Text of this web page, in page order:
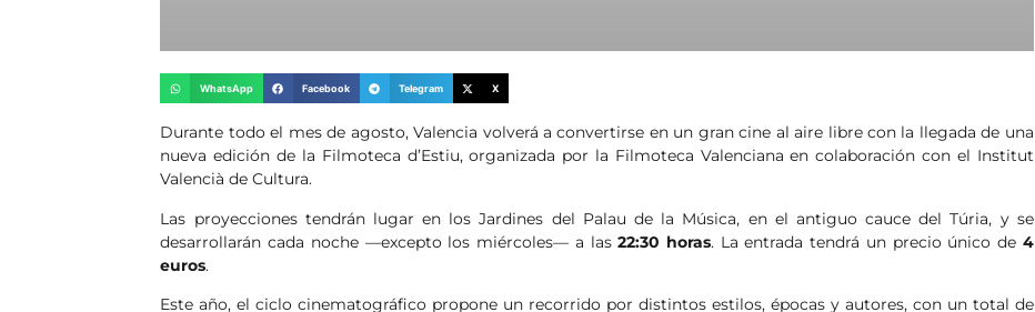
WhatsApp Facebook Telegram X
Durante todo el mes de agosto, Valencia volverá a convertirse en un gran cine al aire libre con la llegada de una
nueva edición de la Filmoteca d’Estiu, organizada por la Filmoteca Valenciana en colaboración con el Institut
Valencià de Cultura.
Las proyecciones tendrán lugar en los Jardines del Palau de la Música, en el antiguo cauce del Túria, y se
desarrollarán cada noche —excepto los miércoles— a las22:30 horas. La entrada tendrá un precio único de 4
euros.
Este año, el ciclo cinematográfico propone un recorrido por distintos estilos, épocas y autores, con un total de